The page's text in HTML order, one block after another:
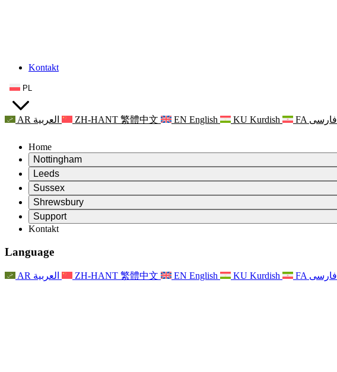
Kontakt
PL
AR العربية ZH-HANT 繁體中文 EN English KU Kurdish FA فارسی
Home
Nottingham
Review
Przewodniczący Przeglądu
Niezależny zespół recenzentów
Zakres uprawnień
Raport końcowy z niezależnego przeglądu
Często zadawane pytania
Proces przekazywania informacji zwrotnych przez rodzinę
Biuletyny informacyjne
Leeds
Review
Przewodniczący Przeglądu
Niezależny zespół recenzentów
Zakres wymagań i obowiązków
Kontakt
Wsparcie psychologiczne dla rodzin
Aktualizacje dla rodzin
Zdarzenia
For Staff
Sussex
Review
Przewodniczący Przeglądu
Niezależny zespół recenzentów
Zakres uprawnień
For Families
Aktualizacje dla rodzin
Shrewsbury
Review
Zakres zadań w zakresie oceny macierzyństwa
Raport końcowy z niezależnego przeglądu
Pierwszy raport z niezależnego przeglądu
For Families
Support
Leeds
Nottingham
Rodzinna Służba Wsparcia Psychologicznego
Wsparcie w sytuacjach kryzysowych związanych ze zdrowiem psychicznym
Usługi regionalne Nottingham
Kontakt
Language
AR العربية ZH-HANT 繁體中文 EN English KU Kurdish FA فارسی